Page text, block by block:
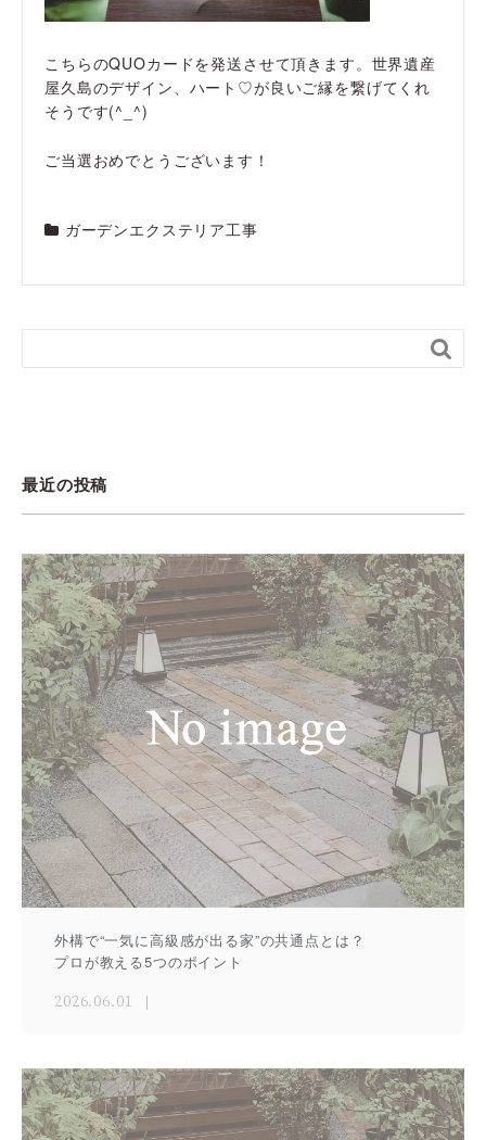
こちらのQUOカードを発送させて頂きます。世界遺産
屋久島のデザイン、ハート♡が良いご縁を繋げてくれ
そうです(^_^)
ご当選おめでとうございます！
ガーデンエクステリア工事

最近の投稿
外構で“一気に高級感が出る家”の共通点とは？
プロが教える5つのポイント
2026.06.01